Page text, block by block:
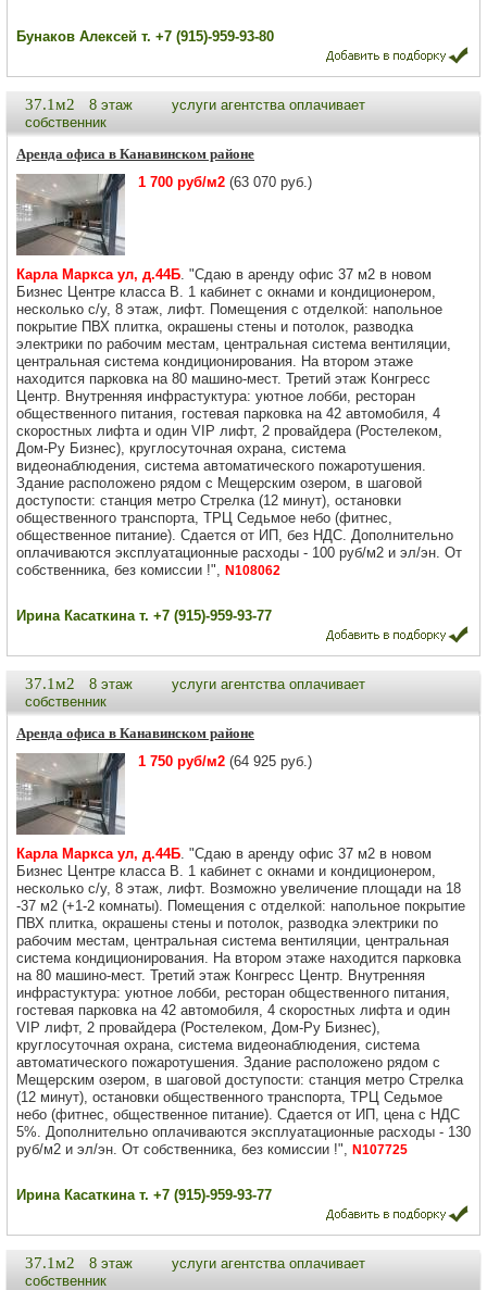
Бунаков Алексей т. +7 (915)-959-93-80
37.1м2 8 этаж
услуги агентства оплачивает
собственник
Аренда офиса в Канавинском районе
1 700 руб/м2 (63 070 руб.)
Карла Маркса ул, д.44Б. "Сдаю в аренду офис 37 м2 в новом
Бизнес Центре класса В. 1 кабинет с окнами и кондиционером,
несколько с/у, 8 этаж, лифт. Помещения с отделкой: напольное
покрытие ПВХ плитка, окрашены стены и потолок, разводка
электрики по рабочим местам, центральная система вентиляции,
центральная система кондиционирования. На втором этаже
находится парковка на 80 машино-мест. Третий этаж Конгресс
Центр. Внутренняя инфрастуктура: уютное лобби, ресторан
общественного питания, гостевая парковка на 42 автомобиля, 4
скоростных лифта и один VIP лифт, 2 провайдера (Ростелеком,
Дом-Ру Бизнес), круглосуточная охрана, система
видеонаблюдения, система автоматического пожаротушения.
Здание расположено рядом с Мещерским озером, в шаговой
доступости: станция метро Стрелка (12 минут), остановки
общественного транспорта, ТРЦ Седьмое небо (фитнес,
общественное питание). Сдается от ИП, без НДС. Дополнительно
оплачиваются эксплуатационные расходы - 100 руб/м2 и эл/эн. От
собственника, без комиссии !", N108062
Ирина Касаткина т. +7 (915)-959-93-77
37.1м2 8 этаж
услуги агентства оплачивает
собственник
Аренда офиса в Канавинском районе
1 750 руб/м2 (64 925 руб.)
Карла Маркса ул, д.44Б. "Сдаю в аренду офис 37 м2 в новом
Бизнес Центре класса В. 1 кабинет с окнами и кондиционером,
несколько с/у, 8 этаж, лифт. Возможно увеличение площади на 18
-37 м2 (+1-2 комнаты). Помещения с отделкой: напольное покрытие
ПВХ плитка, окрашены стены и потолок, разводка электрики по
рабочим местам, центральная система вентиляции, центральная
система кондиционирования. На втором этаже находится парковка
на 80 машино-мест. Третий этаж Конгресс Центр. Внутренняя
инфрастуктура: уютное лобби, ресторан общественного питания,
гостевая парковка на 42 автомобиля, 4 скоростных лифта и один
VIP лифт, 2 провайдера (Ростелеком, Дом-Ру Бизнес),
круглосуточная охрана, система видеонаблюдения, система
автоматического пожаротушения. Здание расположено рядом с
Мещерским озером, в шаговой доступости: станция метро Стрелка
(12 минут), остановки общественного транспорта, ТРЦ Седьмое
небо (фитнес, общественное питание). Сдается от ИП, цена с НДС
5%. Дополнительно оплачиваются эксплуатационные расходы - 130
руб/м2 и эл/эн. От собственника, без комиссии !", N107725
Ирина Касаткина т. +7 (915)-959-93-77
37.1м2 8 этаж
услуги агентства оплачивает
собственник